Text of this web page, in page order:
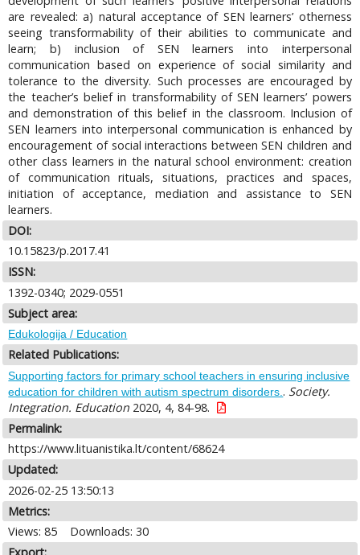
are revealed: a) natural acceptance of SEN learners’ otherness
seeing transformability of their abilities to communicate and
learn; b) inclusion of SEN learners into interpersonal
communication based on experience of social similarity and
tolerance to the diversity. Such processes are encouraged by
the teacher’s belief in transformability of SEN learners’ powers
and demonstration of this belief in the classroom. Inclusion of
SEN learners into interpersonal communication is enhanced by
encouragement of social interactions between SEN children and
other class learners in the natural school environment: creation
of communication rituals, situations, practices and spaces,
initiation of acceptance, mediation and assistance to SEN
learners.
DOI:
10.15823/p.2017.41
ISSN:
1392-0340; 2029-0551
Subject area:
Edukologija / Education
Related Publications:
Supporting factors for primary school teachers in ensuring inclusive
education for children with autism spectrum disorders. . Society.
Integration. Education 2020, 4, 84-98.
Permalink:
https://www.lituanistika.lt/content/68624
Updated:
2026-02-25 13:50:13
Metrics:
Views: 85
Downloads: 30